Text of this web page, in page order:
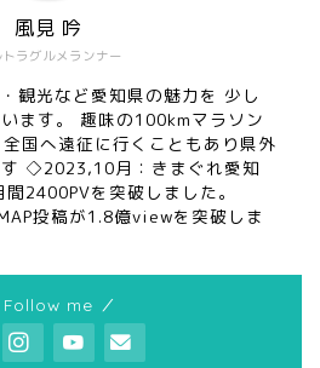
トラグルメランナー
風見 吟
観光など愛知県の魅力を 少し
ます。 趣味の100kmマラソン
国へ遠征に行くこともあり県外
◇2023,10月：きまぐれ愛知
2400PVを突破しました。
投稿が1.8億viewを突破しま
Follow me ／